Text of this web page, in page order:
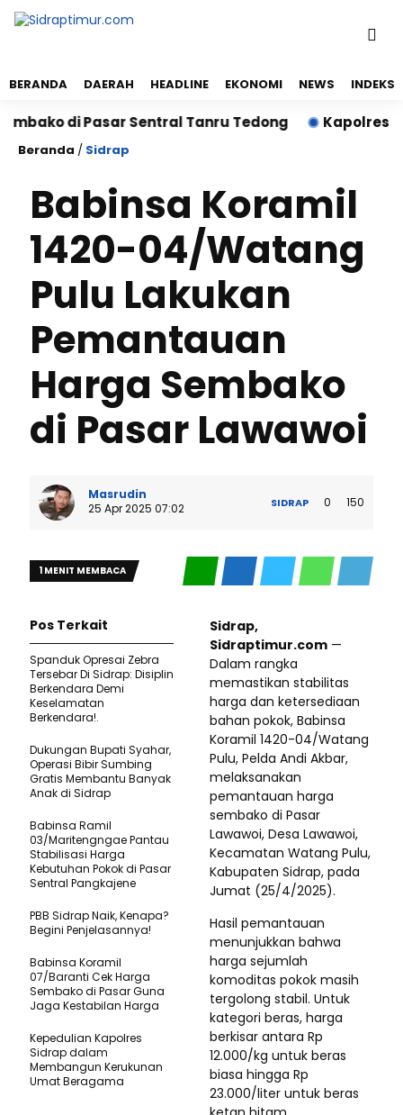
BERANDA DAERAH HEADLINE EKONOMI NEWS INDEKS
di Pasar Sentral Tanru Tedong Kapolres Sidrap
Beranda / Sidrap
Babinsa Koramil
1420-04/Watang
Pulu Lakukan
Pemantauan
Harga Sembako
di Pasar Lawawoi
Masrudin
25 Apr 2025 07:02
SIDRAP 0 150
1 MENIT MEMBACA
Sidrap,
Sidraptimur.com —
Dalam rangka
memastikan stabilitas
harga dan ketersediaan
bahan pokok, Babinsa
Koramil 1420-04/Watang
Pulu, Pelda Andi Akbar,
melaksanakan
pemantauan harga
sembako di Pasar
Lawawoi, Desa Lawawoi,
Kecamatan Watang Pulu,
Kabupaten Sidrap, pada
Jumat (25/4/2025).
Hasil pemantauan
menunjukkan bahwa
harga sejumlah
komoditas pokok masih
tergolong stabil. Untuk
kategori beras, harga
berkisar antara Rp
12.000/kg untuk beras
biasa hingga Rp
23.000/liter untuk beras
Pos Terkait
Spanduk Opresai Zebra
Tersebar Di Sidrap: Disiplin
Berkendara Demi
Keselamatan
Berkendara!.
Dukungan Bupati Syahar,
Operasi Bibir Sumbing
Gratis Membantu Banyak
Anak di Sidrap
Babinsa Ramil
03/Maritengngae Pantau
Stabilisasi Harga
Kebutuhan Pokok di Pasar
Sentral Pangkajene
PBB Sidrap Naik, Kenapa?
Begini Penjelasannya!
Babinsa Koramil
07/Baranti Cek Harga
Sembako di Pasar Guna
Jaga Kestabilan Harga
Kepedulian Kapolres
Sidrap dalam
Membangun Kerukunan
Umat Beragama